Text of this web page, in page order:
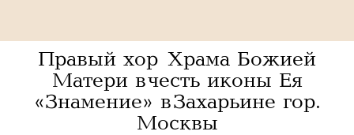
Правый хор Храма Божией
Матери в честь иконы Ея
«Знамение» в Захарьине гор.
Москвы